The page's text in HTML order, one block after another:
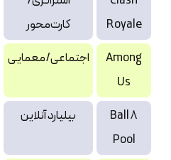
Royale
کارت‌محور
Among
Us
اجتماعی/معمایی
8 Ball
Pool
بیلیارد آنلاین